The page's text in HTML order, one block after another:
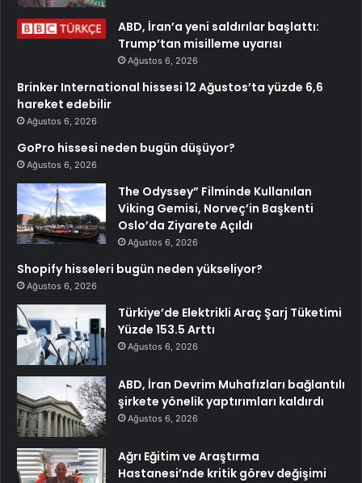
ABD, İran’a yeni saldırılar başlattı:
Trump’tan misilleme uyarısı
Ağustos 6, 2026
Brinker International hissesi 12 Ağustos’ta yüzde 6,6
hareket edebilir
Ağustos 6, 2026
GoPro hissesi neden bugün düşüyor?
Ağustos 6, 2026
The Odyssey” Filminde Kullanılan
Viking Gemisi, Norveç’in Başkenti
Oslo’da Ziyarete Açıldı
Ağustos 6, 2026
Shopify hisseleri bugün neden yükseliyor?
Ağustos 6, 2026
Türkiye’de Elektrikli Araç Şarj Tüketimi
Yüzde 153.5 Arttı
Ağustos 6, 2026
ABD, İran Devrim Muhafızları bağlantılı
şirkete yönelik yaptırımları kaldırdı
Ağustos 6, 2026
Ağrı Eğitim ve Araştırma
Hastanesi’nde kritik görev değişimi